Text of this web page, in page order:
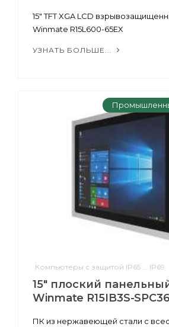
15" TFT XGA LCD
Winmate R15L600-65EX
УЗНАТЬ БОЛЬШЕ...
Компьютеры с защитой IP65 ... IP69
15" плоский
Winmate R15IB3S-
ПК из нержавеющей стали с